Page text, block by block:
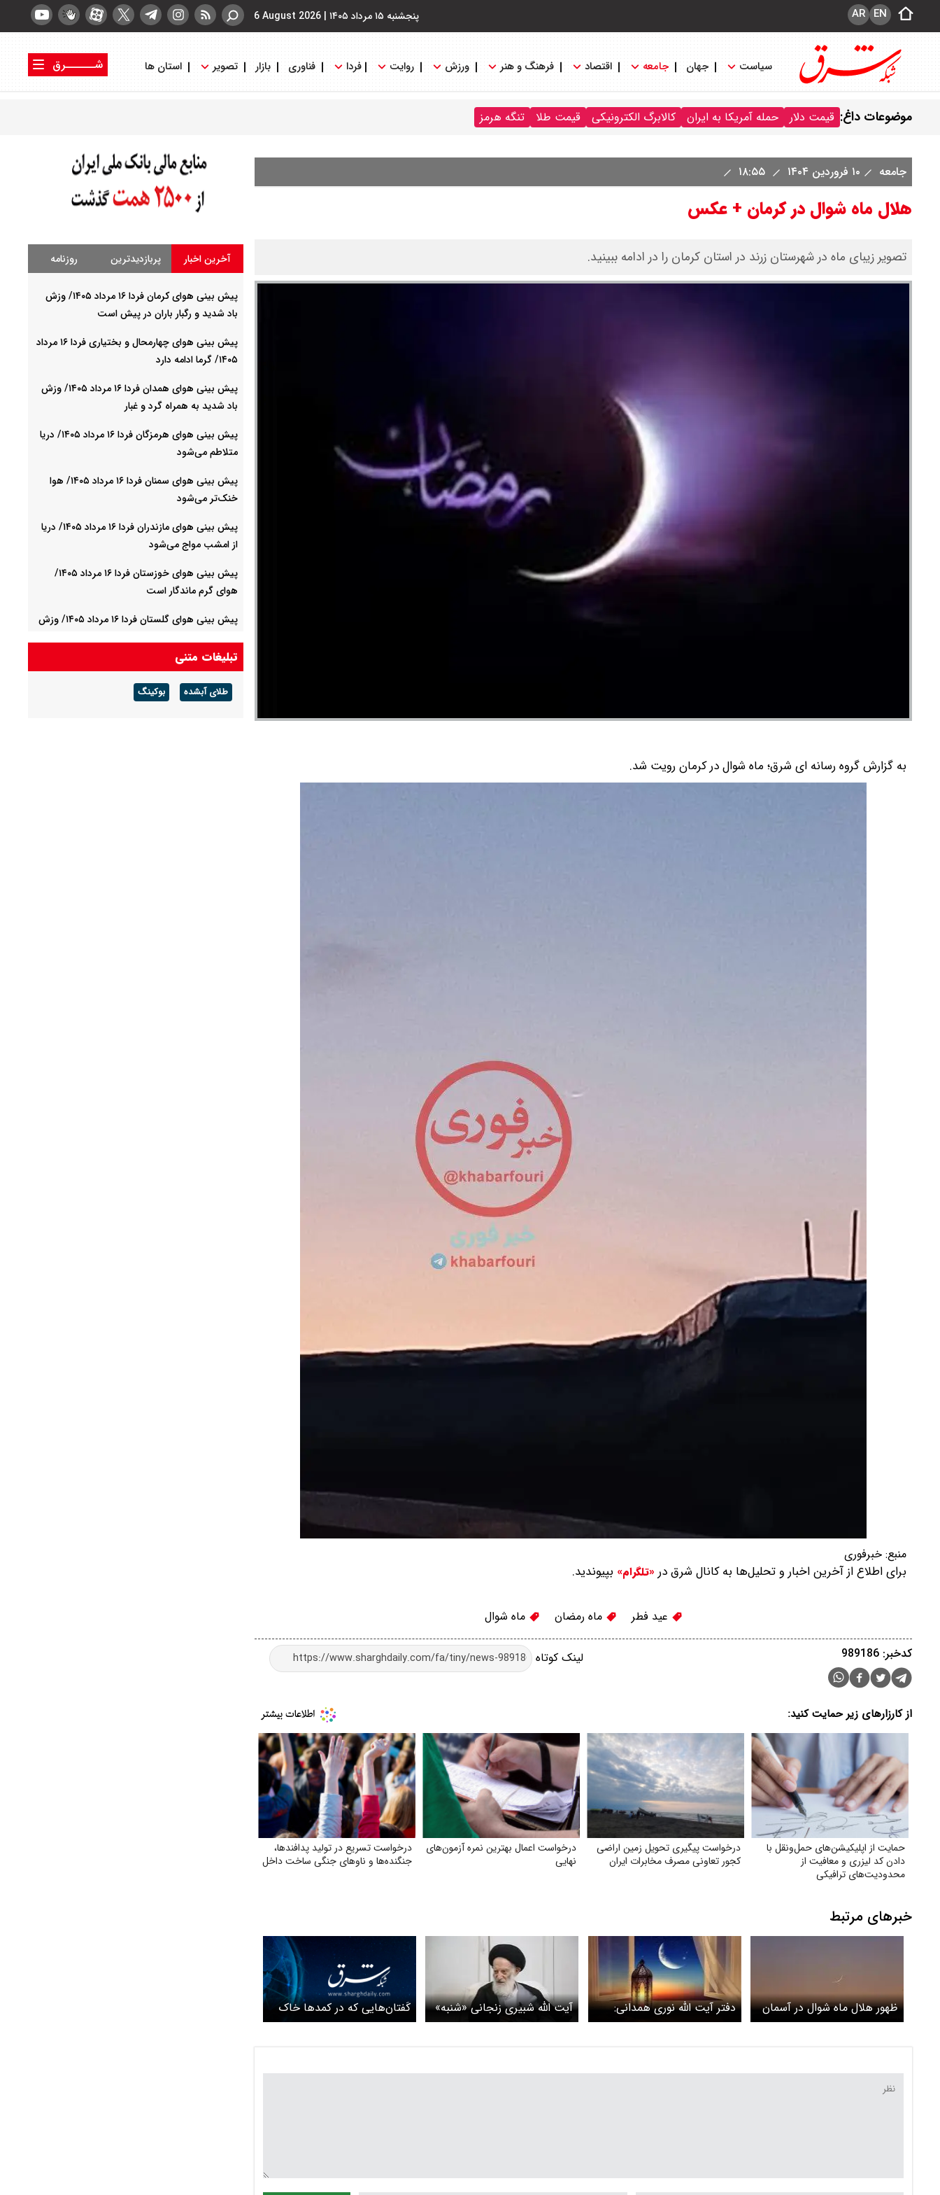
پنجشنبه ۱۵ مرداد ۱۴۰۵ |
6 August 2026 EN
AR
سیاست جهان جامعه اقتصاد فرهنگ و هنر ورزش روایت فردا فناوری بازار تصویر استان ها
شــــــرق
موضوعات داغ: قیمت دلار حمله آمریکا به ایران کالابرگ الکترونیکی قیمت طلا تنگه هرمز
جامعه ۱۰ فروردین ۱۴۰۴
هلال ماه شوال در کرمان + عکس
تصویر زیبای ماه در شهرستان زرند در استان کرمان را در ادامه ببینید.
به گزارش گروه رسانه ای شرق؛ ماه شوال در کرمان رویت شد.
منبع: خبرفوری
برای اطلاع از آخرین اخبار و تحلیل‌ها به کانال شرق در «تلگرام» بپیوندید.
عید فطر ماه رمضان ماه شوال
لینک کوتاه کدخبر: 989186
از کارزارهای زیر حمایت کنید:
حمایت از اپلیکیشن‌های حمل‌ونقل با
دادن کد لیزری و معافیت از
محدودیت‌های ترافیکی
درخواست پیگیری تحویل زمین اراضی
کجور تعاونی مصرف مخابرات ایران
درخواست اعمال بهترین نمره آزمون‌های
نهایی
درخواست تسریع در تولید پدافندها،
جنگنده‌ها و ناوهای جنگی ساخت داخل
خبرهای مرتبط
ظهور هلال ماه شوال در آسمان
شب ۱۰ فروردین
دفتر آیت الله نوری همدانی:
دوشنبه اول شوال و عید فطر
آیت الله شبیری زنجانی «شنبه»
را عید فطر اعلام کرد
کَفتان‌هایی که در کمدها خاک
می‌خورند
آخرین اخبار پربازدیدترین روزنامه
پیش بینی هوای کرمان فردا ۱۶ مرداد ۱۴۰۵/ وزش
باد شدید و رگبار باران در پیش است
پیش بینی هوای چهارمحال و بختیاری فردا ۱۶ مرداد
۱۴۰۵/ گرما ادامه دارد
پیش بینی هوای همدان فردا ۱۶ مرداد ۱۴۰۵/ وزش
باد شدید به همراه گرد و غبار
پیش بینی هوای هرمزگان فردا ۱۶ مرداد ۱۴۰۵/ دریا
متلاطم می‌شود
پیش بینی هوای سمنان فردا ۱۶ مرداد ۱۴۰۵/ هوا
خنک‌تر می‌شود
پیش بینی هوای مازندران فردا ۱۶ مرداد ۱۴۰۵/ دریا
از امشب مواج می‌شود
پیش بینی هوای خوزستان فردا ۱۶ مرداد ۱۴۰۵/
هوای گرم ماندگار است
پیش بینی هوای گلستان فردا ۱۶ مرداد ۱۴۰۵/ وزش
و شرجی افزایش می‌یابد
تبلیغات متنی
طلای آبشده بوکینگ